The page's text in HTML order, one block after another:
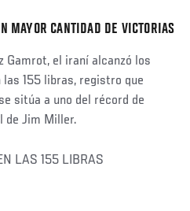
MAYOR CANTIDAD DE VICTORIAS
Gamrot, el iraní alcanzó los
las 155 libras, registro que
sitúa a uno del récord de
de Jim Miller.
LAS 155 LIBRAS